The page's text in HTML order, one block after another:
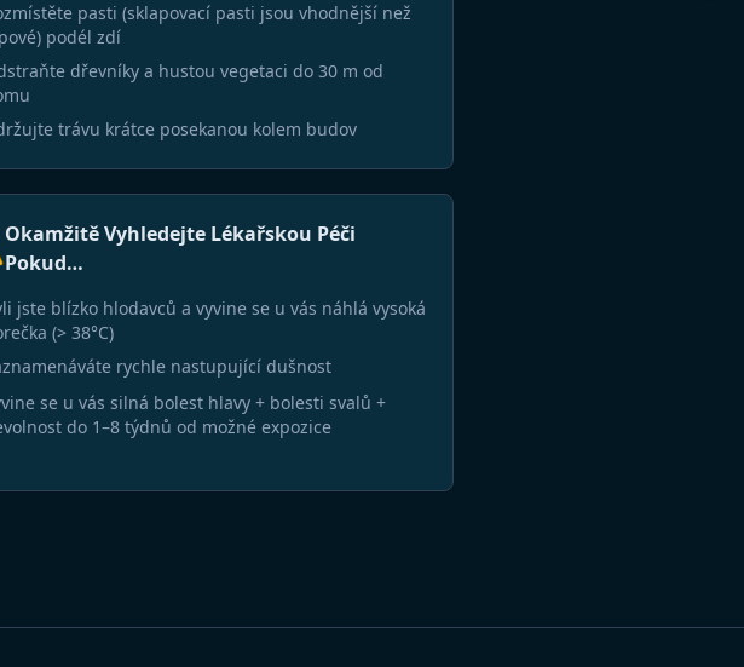
pasti (sklapovací pasti jsou vhodnější než
podél zdí
dřevníky a hustou vegetaci do 30 m od
trávu krátce posekanou kolem budov
Okamžitě Vyhledejte Lékařskou Péči
Pokud…
jste blízko hlodavců a vyvine se u vás náhlá vysoká
(> 38°C)
rychle nastupující dušnost
se u vás silná bolest hlavy + bolesti svalů +
do 1–8 týdnů od možné expozice